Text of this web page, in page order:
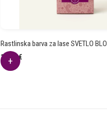
Rastlinska barva za lase SVETLO
12.94€